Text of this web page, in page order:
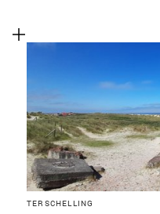
TERSCHELLING